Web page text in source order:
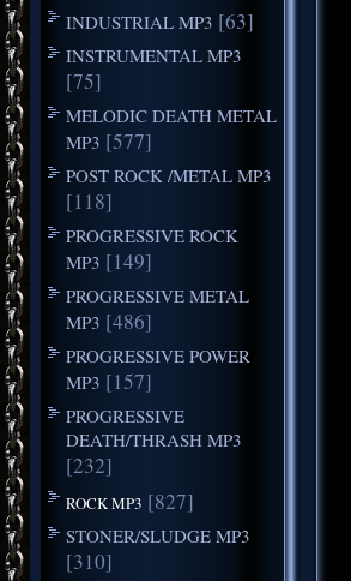
INDUSTRIAL MP3 [63]
INSTRUMENTAL MP3
[75]
MELODIC DEATH METAL
MP3 [577]
POST ROCK /METAL MP3
[118]
PROGRESSIVE ROCK
MP3 [149]
PROGRESSIVE METAL
MP3 [486]
PROGRESSIVE POWER
MP3 [157]
PROGRESSIVE
DEATH/THRASH MP3
[232]
ROCK MP3 [827]
STONER/SLUDGE MP3
[310]